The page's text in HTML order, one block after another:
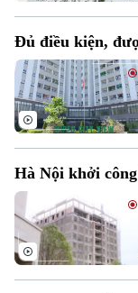
An ninh trật tự
Công nghệ
Người Hà Nội
Khoảnh khắc Hà Nội
Ẩm thực
Tin tức
Quân sự
Hồ sơ
Người Việt 4 phương
Kinh tế
Tin tức
Cafe sáng
Tài chính Ngân hàng
Doanh nghiệp
Nhà đất
Tin tức
Căn hộ
Tàu và Xe
Tàu
Xe máy
Giáo dục
Tin tức
Văn hóa
Đủ điều kiện,
Hà Nội khởi